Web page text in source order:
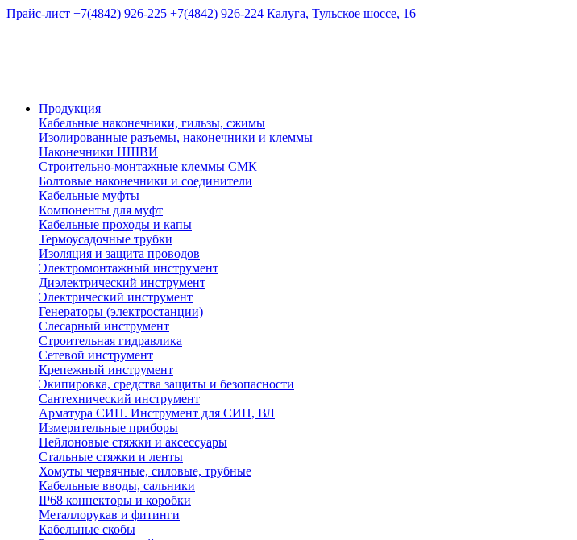
Прайс-лист +7(4842) 926-225 +7(4842) 926-224 Калуга, Тульское шоссе, 16
Продукция
Кабельные наконечники, гильзы, сжимы
Изолированные разъемы, наконечники и клеммы
Наконечники НШВИ
Строительно-монтажные клеммы СМК
Болтовые наконечники и соединители
Кабельные муфты
Компоненты для муфт
Кабельные проходы и капы
Термоусадочные трубки
Изоляция и защита проводов
Электромонтажный инструмент
Диэлектрический инструмент
Электрический инструмент
Генераторы (электростанции)
Слесарный инструмент
Строительная гидравлика
Сетевой инструмент
Крепежный инструмент
Экипировка, средства защиты и безопасности
Сантехнический инструмент
Арматура СИП. Инструмент для СИП, ВЛ
Измерительные приборы
Нейлоновые стяжки и аксессуары
Стальные стяжки и ленты
Хомуты червячные, силовые, трубные
Кабельные вводы, сальники
IP68 коннекторы и коробки
Металлорукав и фитинги
Кабельные скобы